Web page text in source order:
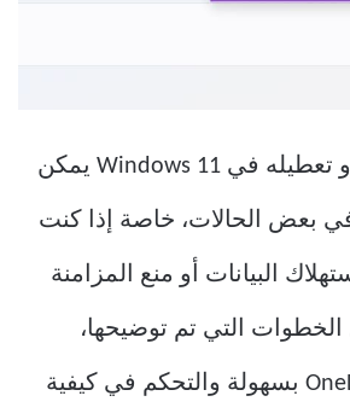
إيقاف OneDrive أو تعطيله في Windows 11 يمكن
بعض الحالات، خاصة إذا كنت
البيانات أو منع المزامنة
الخطوات التي تم توضيحها،
يمكنك إدارة OneDrive بسهولة والتحكم في كيفية